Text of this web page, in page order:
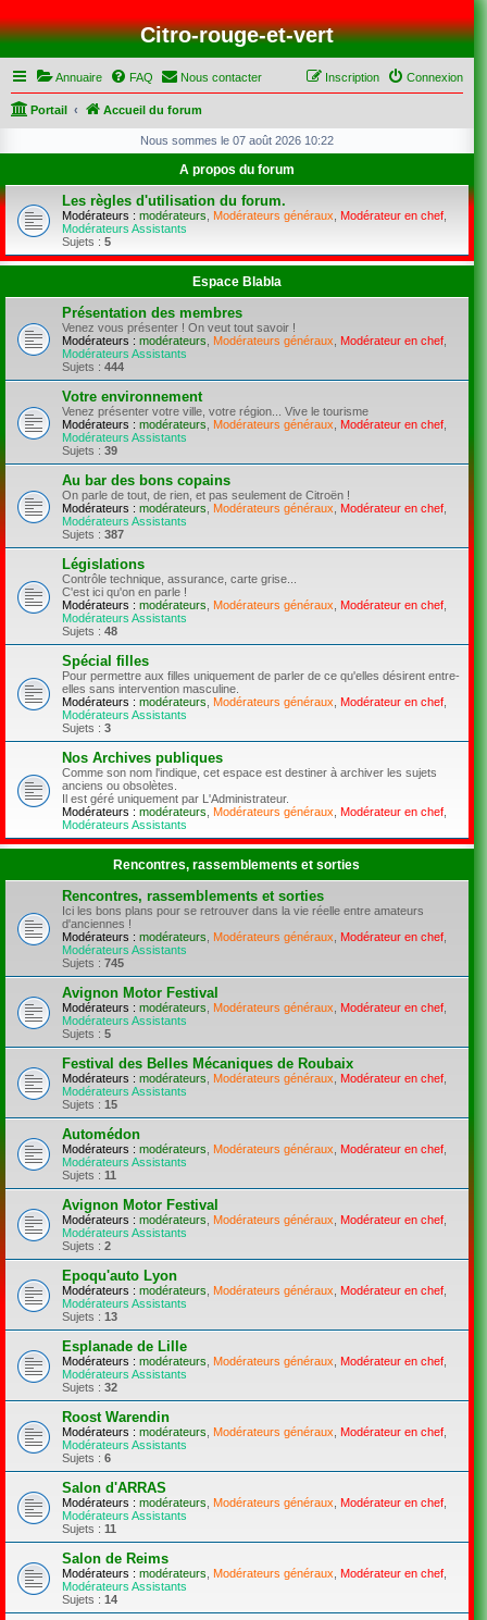
Citro-rouge-et-vert
Annuaire FAQ Nous contacter Connexion
Inscription
Portail Accueil du forum
Nous sommes le 07 août 2026 10:22
A propos du forum
Les règles d'utilisation du forum.
Modérateurs : modérateurs Modérateurs généraux Modérateur en chef
Modérateurs Assistants
Sujets : 5
Espace Blabla
Présentation des membres
Venez vous présenter ! On veut tout savoir !
Modérateurs : modérateurs Modérateurs généraux Modérateur en chef
Modérateurs Assistants
Sujets : 444
Votre environnement
Venez présenter votre ville, votre région... Vive le tourisme
Modérateurs : modérateurs Modérateurs généraux Modérateur en chef
Modérateurs Assistants
Sujets : 39
Au bar des bons copains
On parle de tout, de rien, et pas seulement de Citroën !
Modérateurs : modérateurs Modérateurs généraux Modérateur en chef
Modérateurs Assistants
Sujets : 387
Législations
Contrôle technique, assurance, carte grise...
C'est ici qu'on en parle !
Modérateurs : modérateurs Modérateurs généraux Modérateur en chef
Modérateurs Assistants
Sujets : 48
Spécial filles
Pour permettre aux filles uniquement de parler de ce qu'elles désirent entre-
elles sans intervention masculine.
Modérateurs : modérateurs Modérateurs généraux Modérateur en chef
Modérateurs Assistants
Sujets : 3
Nos Archives publiques
Comme son nom l'indique, cet espace est destiner à archiver les sujets
anciens ou obsolètes.
Il est géré uniquement par L'Administrateur.
Modérateurs : modérateurs Modérateurs généraux Modérateur en chef
Modérateurs Assistants
Rencontres, rassemblements et sorties
Rencontres, rassemblements et sorties
Ici les bons plans pour se retrouver dans la vie réelle entre amateurs
d'anciennes !
Modérateurs : modérateurs Modérateurs généraux Modérateur en chef
Modérateurs Assistants
Sujets : 745
Avignon Motor Festival
Modérateurs : modérateurs Modérateurs généraux Modérateur en chef
Modérateurs Assistants
Sujets : 5
Festival des Belles Mécaniques de Roubaix
Modérateurs : modérateurs Modérateurs généraux Modérateur en chef
Modérateurs Assistants
Sujets : 15
Automédon
Modérateurs : modérateurs Modérateurs généraux Modérateur en chef
Modérateurs Assistants
Sujets : 11
Avignon Motor Festival
Modérateurs : modérateurs Modérateurs généraux Modérateur en chef
Modérateurs Assistants
Sujets : 2
Epoqu'auto Lyon
Modérateurs : modérateurs Modérateurs généraux Modérateur en chef
Modérateurs Assistants
Sujets : 13
Esplanade de Lille
Modérateurs : modérateurs Modérateurs généraux Modérateur en chef
Modérateurs Assistants
Sujets : 32
Roost Warendin
Modérateurs : modérateurs Modérateurs généraux Modérateur en chef
Modérateurs Assistants
Sujets : 6
Salon d'ARRAS
Modérateurs : modérateurs Modérateurs généraux Modérateur en chef
Modérateurs Assistants
Sujets : 11
Salon de Reims
Modérateurs : modérateurs Modérateurs généraux Modérateur en chef
Modérateurs Assistants
Sujets : 14